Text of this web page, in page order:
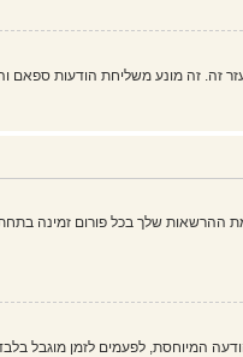
זה. זה מונע משליחת הודעות ספאם
שלך בכל פורום זמינה
המיוחסת, לפעמים לזמן